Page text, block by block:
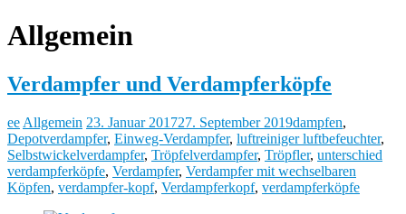
Allgemein
Verdampfer und Verdampferköpfe
ee Allgemein 23. Januar 201727. September 2019dampfen,
Depotverdampfer, Einweg-Verdampfer, luftreiniger luftbefeuchter,
Selbstwickelverdampfer, Tröpfelverdampfer, Tröpfler, unterschied
verdampferköpfe, Verdampfer, Verdampfer mit wechselbaren
Köpfen, verdampfer-kopf, Verdampferkopf, verdampferköpfe